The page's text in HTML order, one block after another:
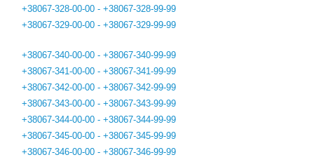
+38067-328-00-00 - +38067-328-99-99
+38067-329-00-00 - +38067-329-99-99
+38067-340-00-00 - +38067-340-99-99
+38067-341-00-00 - +38067-341-99-99
+38067-342-00-00 - +38067-342-99-99
+38067-343-00-00 - +38067-343-99-99
+38067-344-00-00 - +38067-344-99-99
+38067-345-00-00 - +38067-345-99-99
+38067-346-00-00 - +38067-346-99-99